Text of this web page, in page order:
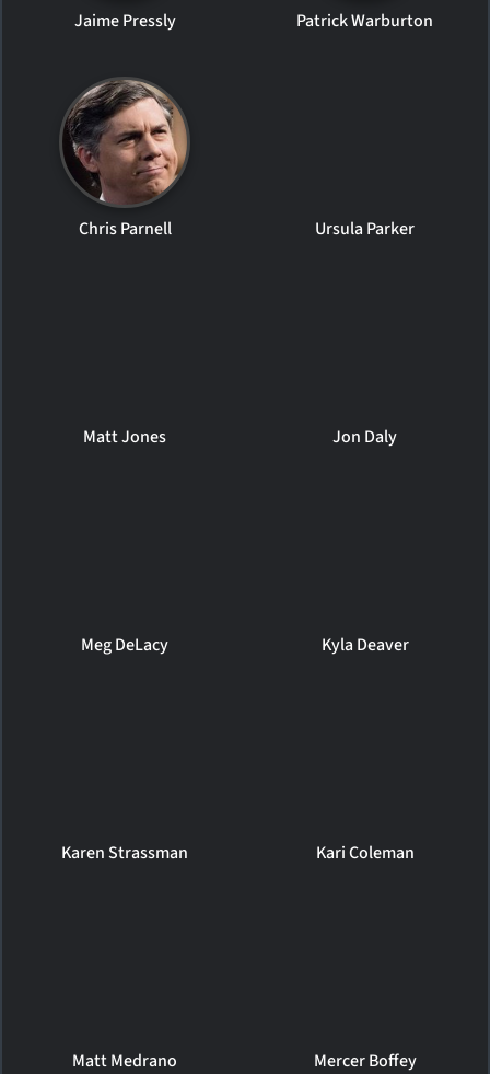
Jaime Pressly Patrick Warburton
Chris Parnell Ursula Parker
Matt Jones Jon Daly
Meg DeLacy Kyla Deaver
Karen Strassman Kari Coleman
Matt Medrano Mercer Boffey